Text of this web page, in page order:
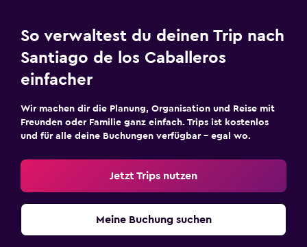
So verwaltest du deinen Trip nach
Santiago de los Caballeros
einfacher
Wir machen dir die Planung, Organisation und Reise mit
Freunden oder Familie ganz einfach. Trips ist kostenlos
und für alle deine Buchungen verfügbar – egal wo.
Jetzt Trips nutzen
Meine Buchung suchen